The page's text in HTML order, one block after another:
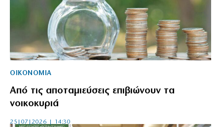
ΟΙΚΟΝΟΜΙΑ
Από τις αποταμιεύσεις επιβιώνουν τα
νοικοκυριά
25|07|2026 | 14:30